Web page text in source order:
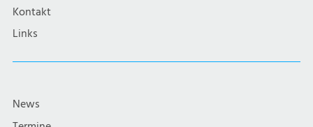
Kontakt
Links
News